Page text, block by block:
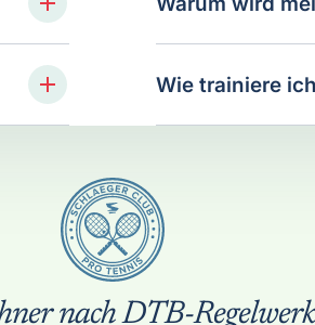
Wie trainiere
nach DTB-